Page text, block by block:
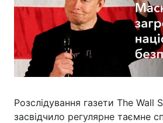
Розслідування газети The Wall
засвідчило регулярне таємне